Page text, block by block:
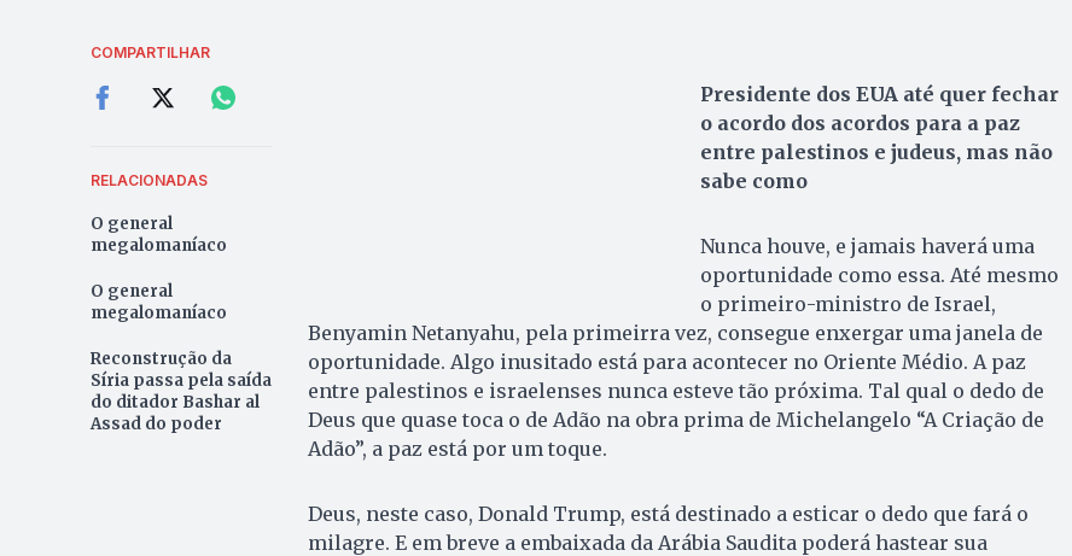
COMPARTILHAR
RELACIONADAS
O general
megalomaníaco
O general
megalomaníaco
Reconstrução da
Síria passa pela saída
do ditador Bashar al
Assad do poder
Presidente dos EUA até quer fechar
o acordo dos acordos para a paz
entre palestinos e judeus, mas não
sabe como
Nunca houve, e jamais haverá uma
oportunidade como essa. Até mesmo
o primeiro-ministro de Israel,
Benyamin Netan­ya­hu, pela primeirra vez, consegue enxergar uma janela de
oportunidade. Algo inusitado está para acontecer no Oriente Médio. A paz
entre palestinos e israelenses nunca esteve tão próxima. Tal qual o dedo de
Deus que quase toca o de Adão na obra prima de Michelangelo “A Criação de
Adão”, a paz está por um toque.
Deus, neste caso, Donald Trump, está destinado a esticar o dedo que fará o
milagre. E em breve a embaixada da Arábia Saudita poderá hastear sua